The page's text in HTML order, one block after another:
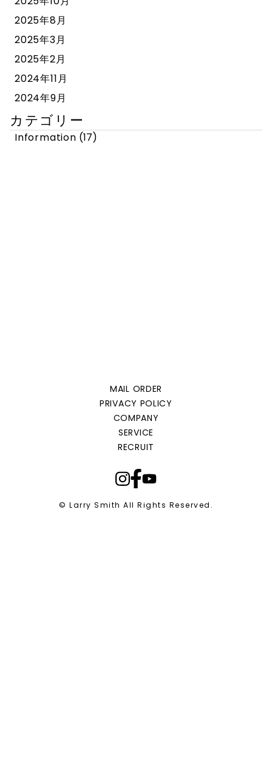
2025年8月
2025年3月
2025年2月
2024年11月
2024年9月
カテゴリー
Information (17)
MAIL ORDER
PRIVACY POLICY
COMPANY
SERVICE
RECRUIT
© Larry Smith All Rights Reserved.